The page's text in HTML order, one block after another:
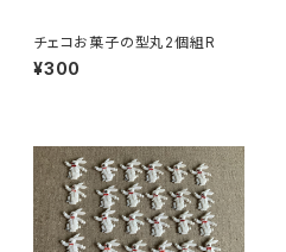
チェコお菓子の型丸2個組R
¥300